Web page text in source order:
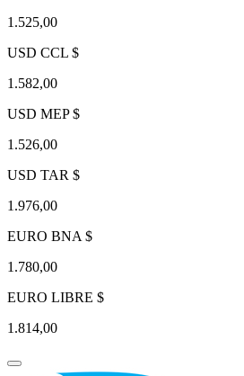
1.525,00
USD CCL $
1.582,00
USD MEP $
1.526,00
USD TAR $
1.976,00
EURO BNA $
1.780,00
EURO LIBRE $
1.814,00